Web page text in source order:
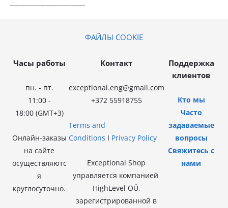
ФАЙЛЫ COOKIE
Часы работы
пн. - пт.
11:00 -
18:00 (GMT+3)
Онлайн-заказы
на сайте
осуществляютс
я
круглосуточно.
Контакт
exceptional.eng@gmail.com
+372 55918755
Terms and
Conditions I Privacy Policy
Exceptional Shop
управляется компанией
HighLevel OÜ,
зарегистрированной в
Поддержка
клиентов
Кто мы
Часто
задаваемые
вопросы
Свяжитесь с
нами